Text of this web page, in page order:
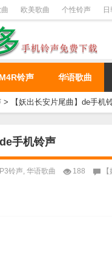
欧美歌曲 个性铃声
M4R铃声 华语歌曲
> 【妖出长安片尾曲】de手机
手机铃声
铃声, 华语歌曲 188